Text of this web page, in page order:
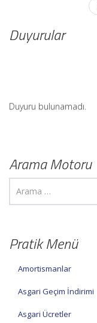
Duyurular
Duyuru bulunamadı.
Arama Motoru
Pratik Menü
Amortismanlar
Asgari Geçim İndirimi
Asgari Ücretler